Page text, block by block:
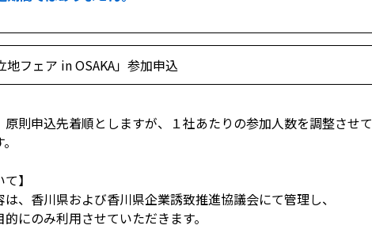
フェア in OSAKA」参加申込
申込先着順としますが、１社あたりの参加人数を調整させて
。
】
香川県および香川県企業誘致推進協議会にて管理し、
にのみ利用させていただきます。